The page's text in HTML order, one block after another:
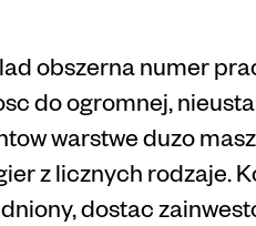
obszerna numer
do ogromnej,
warstwe duzo
z licznych rodzaje.
dostac